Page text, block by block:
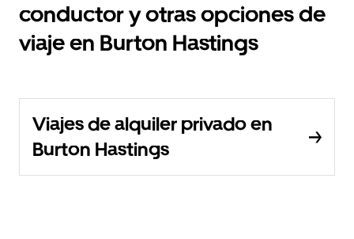
conductor y otras opciones de
viaje en Burton Hastings
Viajes de alquiler privado en
Burton Hastings